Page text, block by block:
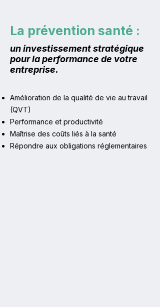
La prévention santé :
un investissement stratégique
pour la performance de votre
entreprise.
Amélioration de la qualité de vie au travail
(QVT)
Performance et productivité
Maîtrise des coûts liés à la santé
Répondre aux obligations réglementaires